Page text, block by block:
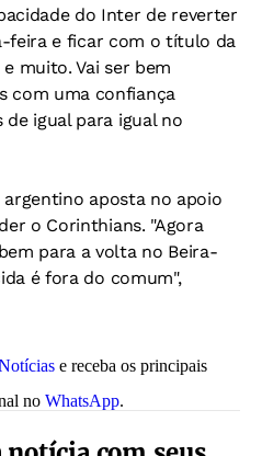
do Inter de reverter
feira e ficar com o título da
muito. Vai ser bem
com uma confiança
igual para igual no
aposta no apoio
o Corinthians. "Agora
para a volta no Beira-
é fora do comum",
e receba os principais
no WhatsApp.